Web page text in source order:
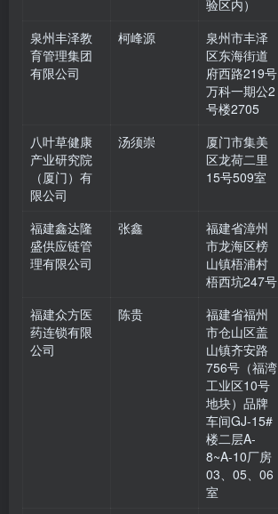
验区内）
泉州丰泽教
育管理集团
有限公司
柯峰源
泉州市丰泽
区东海街道
府西路219号
万科一期公2
号楼2705
八叶草健康
产业研究院
（厦门）有
限公司
汤须崇
厦门市集美
区龙荷二里
15号509室
福建鑫达隆
盛供应链管
理有限公司
张鑫
福建省漳州
市龙海区榜
山镇梧浦村
梧西坑247号
福建众方医
药连锁有限
公司
陈贵
福建省福州
市仓山区盖
山镇齐安路
756号（福湾
工业区10号
地块）品牌
车间GJ-15#
楼二层A-
8~A-10厂房
03、05、06
室